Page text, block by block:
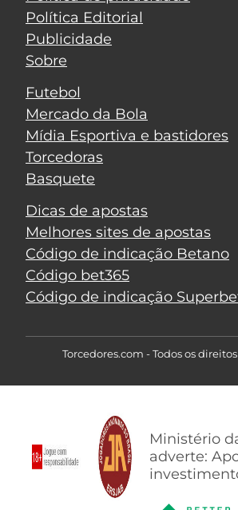
Política Editorial
Publicidade
Sobre
Futebol
Mercado da Bola
Mídia Esportiva e bastidores
Torcedoras
Basquete
Dicas de apostas
Melhores sites de apostas
Código de indicação Betano
Código bet365
Código de indicação
Torcedores.com - Todos os
Ministério
adverte: